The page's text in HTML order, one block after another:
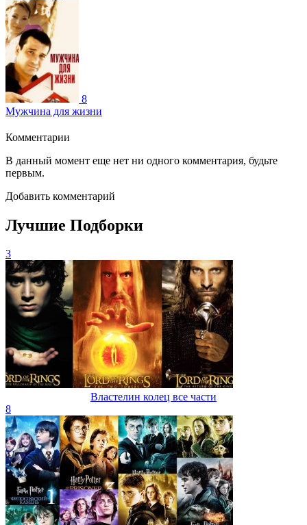
8
Мужчина для жизни
Комментарии
В данный момент еще нет ни одного комментария, будьте
первым.
Добавить комментарий
Лучшие Подборки
3
Властелин колец все части
8